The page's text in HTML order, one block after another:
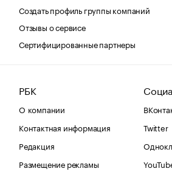
Создать профиль группы компаний
Отзывы о сервисе
Сертифицированные партнеры
РБК
О компании
Контактная информация
Редакция
Размещение рекламы
Twitter